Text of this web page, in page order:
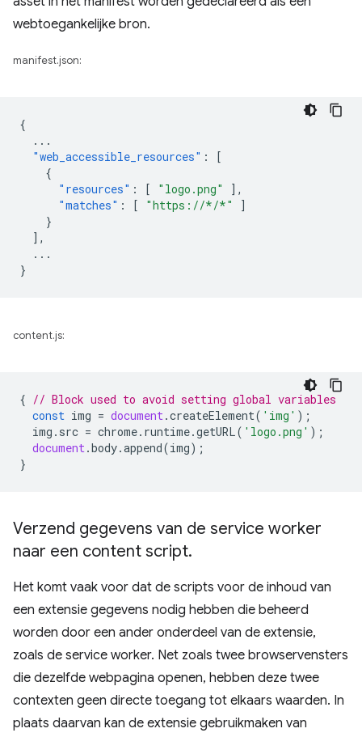
webtoegankelijke bron.
manifest.json:
{
...
"web_accessible_resources" :
[
{
"resources" : [ "logo.png"
],
"matches" : [ "https://*/*"
]
}
],
...
}
content.js:
{ // Block used to avoid setting global variables
const img = document.createElement( 'img' );
img . src = chrome. runtime.getURL( 'logo.png' );
document.body.append(img);
}
Verzend gegevens van de service worker
naar een content script.
Het komt vaak voor dat de scripts voor de inhoud van
een extensie gegevens nodig hebben die beheerd
worden door een ander onderdeel van de extensie,
zoals de service worker. Net zoals twee browservensters
die dezelfde webpagina openen, hebben deze twee
contexten geen directe toegang tot elkaars waarden. In
plaats daarvan kan de extensie gebruikmaken van